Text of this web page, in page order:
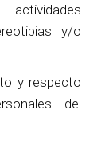
y/o
y respecto
del